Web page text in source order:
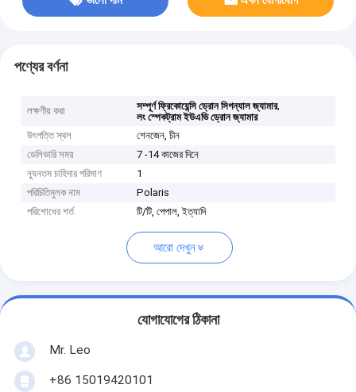
পণ্যের বর্ণনা
লক্ষণীয় করা সম্পূর্ণ ফ্রিকোয়েন্সি ড্রোন সিগন্যাল জ্যামার,
লং স্পেকট্রাম ইউএভি ড্রোন জ্যামার
উৎপত্তি স্থল
শেনজেন, চীন
ডেলিভারি সময়
7 -14 কাজের দিনে
ন্যূনতম চাহিদার পরিমাণ
1
পরিচিতিমুলক নাম
Polaris
পরিশোধের শর্ত
টি/টি, পেপাল, ইত্যাদি
আরো দেখুন
যোগাযোগের ঠিকানা
Mr. Leo
+86 15019420101